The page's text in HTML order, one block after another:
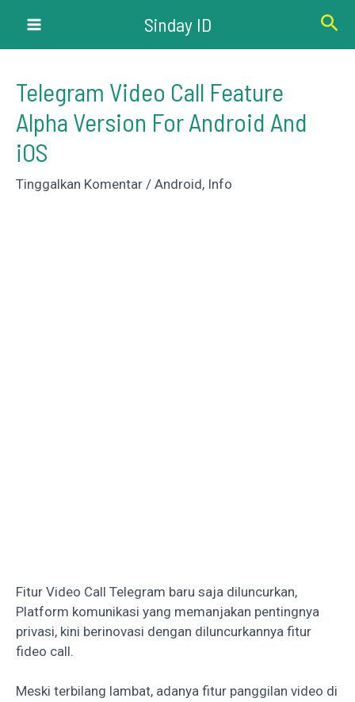
konten
Menu
Sinday ID Cari
Telegram Video Call Feature
Alpha Version For Android And
iOS
Tinggalkan Komentar / Android, Info
Fitur Video Call Telegram baru saja diluncurkan,
Platform komunikasi yang memanjakan pentingnya
privasi, kini berinovasi dengan diluncurkannya fitur
fideo call.
Meski terbilang lambat, adanya fitur panggilan video di